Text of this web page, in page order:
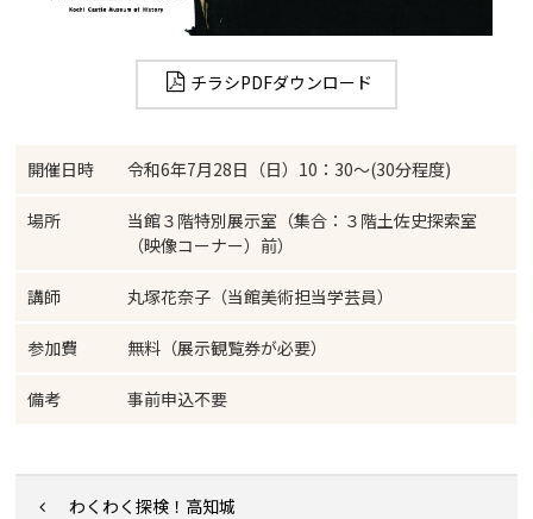
チラシPDFダウンロード
開催日時 令和6年7月28日（日）10：30～(30分程度)
場所
当館３階特別展示室（集合：３階土佐史探索室
（映像コーナー）前）
講師 丸塚花奈子（当館美術担当学芸員）
参加費 無料（展示観覧券が必要）
備考 事前申込不要
わくわく探検！高知城